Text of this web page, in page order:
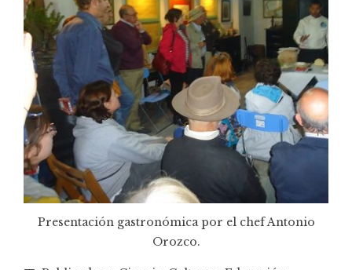
Presentación gastronómica por el chef Antonio
Orozco.